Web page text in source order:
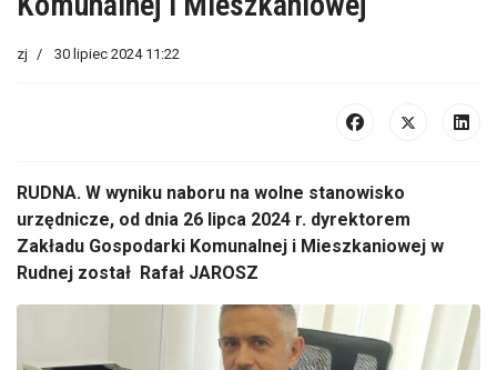
zj 30 lipiec 2024 11:22
RUDNA. W wyniku naboru na wolne stanowisko
urzędnicze, od dnia 26 lipca 2024 r. dyrektorem
Zakładu Gospodarki Komunalnej i Mieszkaniowej w
Rudnej został Rafał JAROSZ